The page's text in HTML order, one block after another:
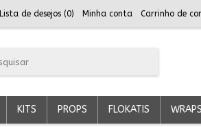
Lista de desejos (0) Minha conta Carrinho de
KITS PROPS FLOKATIS WRAPS